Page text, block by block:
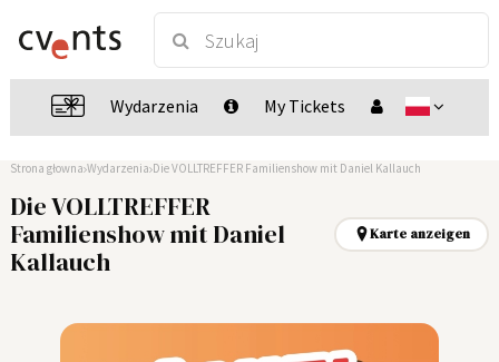
Wydarzenia My Tickets
Strona głowna Wydarzenia Die VOLLTREFFER Familienshow mit Daniel Kallauch
Die VOLLTREFFER
Familienshow mit Daniel
Kallauch
Karte anzeigen